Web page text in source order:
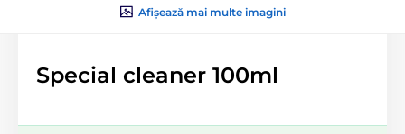
Afișează mai multe imagini
Special cleaner 100ml